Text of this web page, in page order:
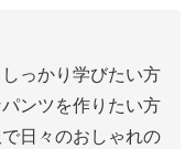
っかり学びたい方
ンツを作りたい方
日々のおしゃれの